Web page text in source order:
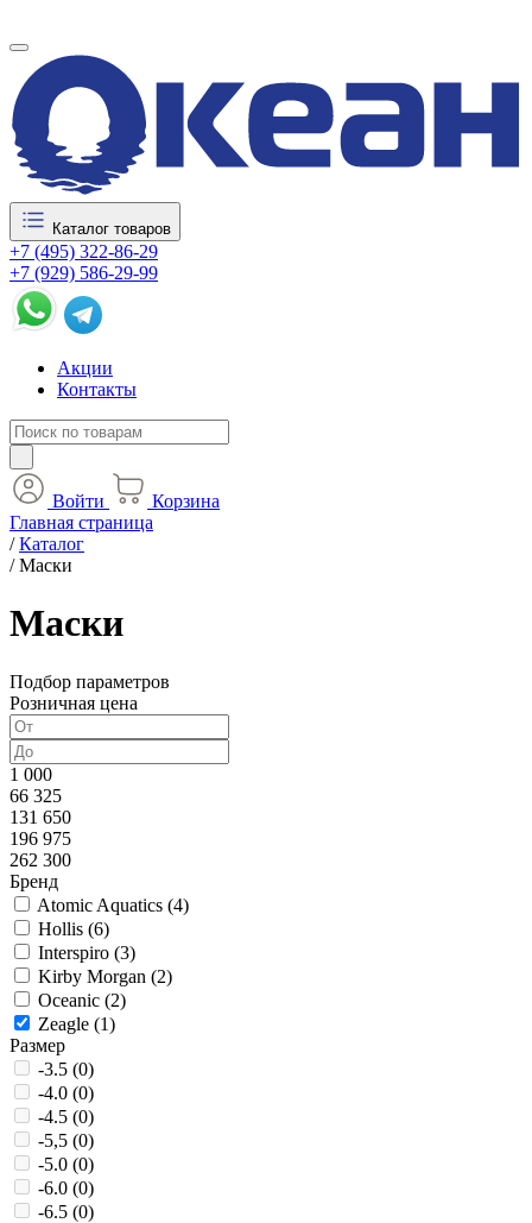
Каталог товаров
+7 (495) 322-86-29
+7 (929) 586-29-99
Акции
Контакты
Войти
Корзина
Главная страница
/Каталог
/Маски
Маски
Подбор параметров
Розничная цена
1 000
66 325
131 650
196 975
262 300
Бренд
Atomic Aquatics (4)
Hollis (6)
Interspiro (3)
Kirby Morgan (2)
Oceanic (2)
Zeagle (1)
Размер
-3.5 (0)
-4.0 (0)
-4.5 (0)
-5,5 (0)
-5.0 (0)
-6.0 (0)
-6.5 (0)